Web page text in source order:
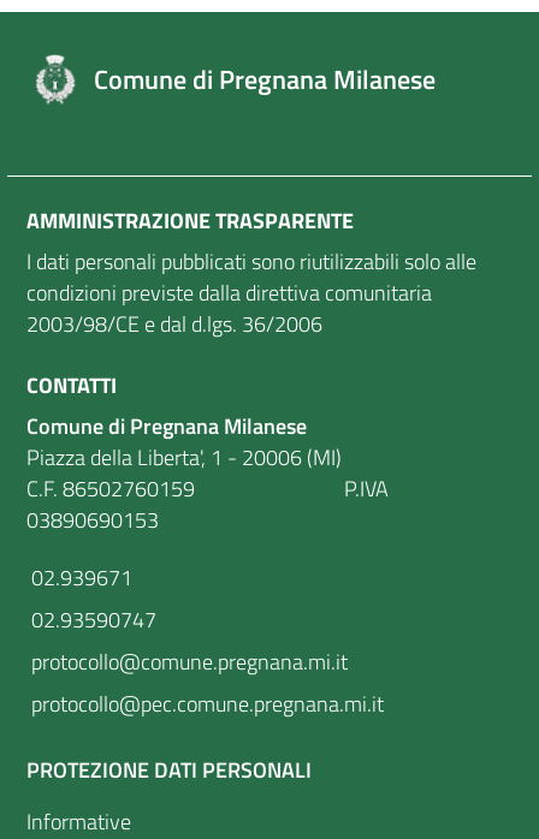
Comune di Pregnana Milanese
AMMINISTRAZIONE TRASPARENTE
I dati personali pubblicati sono riutilizzabili solo alle
condizioni previste dalla direttiva comunitaria
2003/98/CE e dal d.lgs. 36/2006
CONTATTI
Comune di Pregnana Milanese
Piazza della Liberta', 1 - 20006 (MI)
C.F. 86502760159 P.IVA
03890690153
02.939671
02.93590747
protocollo@comune.pregnana.mi.it
protocollo@pec.comune.pregnana.mi.it
PROTEZIONE DATI PERSONALI
Informative